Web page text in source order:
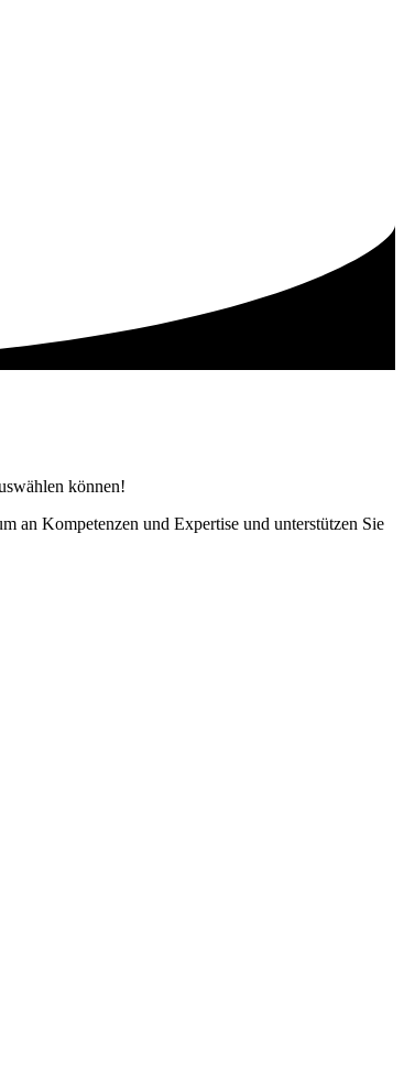
können!
an Kompetenzen und Expertise und unterstützen Sie